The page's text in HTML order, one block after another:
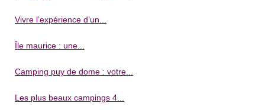
Vivre l’expérience d’un...
Île maurice : une...
Camping puy de dome : votre...
Les plus beaux campings 4...